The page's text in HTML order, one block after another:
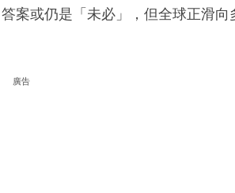
案或仍是「未必」，但全球正滑向
廣告